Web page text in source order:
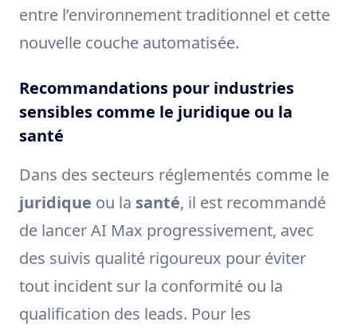
entre l’environnement traditionnel et cette
nouvelle couche automatisée.
Recommandations pour industries
sensibles comme le juridique ou la
santé
Dans des secteurs réglementés comme le
juridique ou la santé, il est recommandé
de lancer AI Max progressivement, avec
des suivis qualité rigoureux pour éviter
tout incident sur la conformité ou la
qualification des leads. Pour les